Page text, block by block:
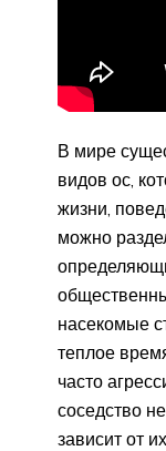
В мире
видов ос,
жизни,
можно
насекомые
теплое
часто
соседство
зависит от